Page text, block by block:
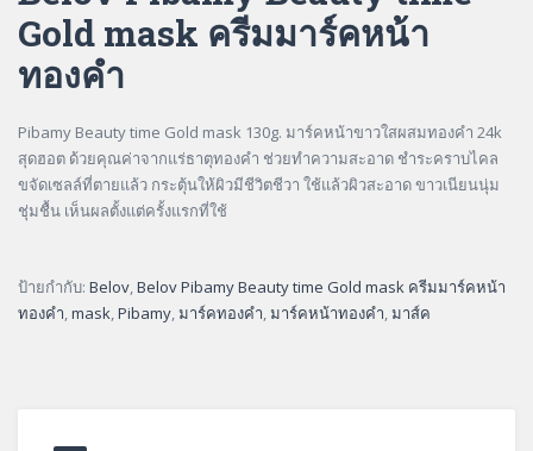
Gold mask ครีมมาร์คหน้า
ทองคำ
Pibamy Beauty time Gold mask 130g. มาร์คหน้าขาวใสผสมทองคำ 24k
สุดฮอต ด้วยคุณค่าจากแร่ธาตุทองคำ ช่วยทำความสะอาด ชำระคราบไคล
ขจัดเซลล์ที่ตายแล้ว กระตุ้นให้ผิวมีชีวิตชีวา ใช้แล้วผิวสะอาด ขาวเนียนนุ่ม
ชุ่มชื้น เห็นผลตั้งแต่ครั้งแรกที่ใช้
ป้ายกำกับ: Belov,Belov Pibamy Beauty time Gold mask ครีมมาร์คหน้า
ทองคำ,mask,Pibamy,มาร์คทองคำ,มาร์คหน้าทองคำ,มาส์ค